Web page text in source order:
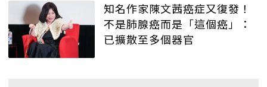
知名作家陳文茜癌症又復發！
不是肺腺癌而是「這個癌」：
已擴散至多個器官